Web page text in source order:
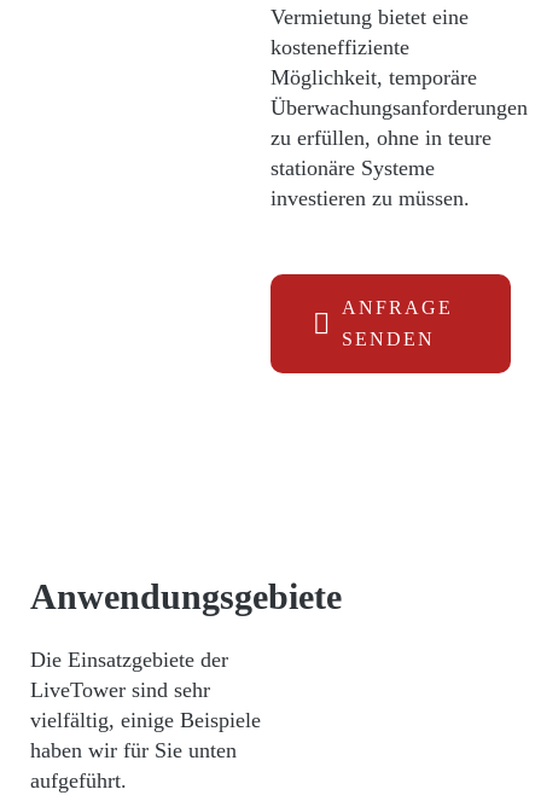
Vermietung bietet eine
kosteneffiziente
Möglichkeit, temporäre
Überwachungsanforderungen
zu erfüllen, ohne in teure
stationäre Systeme
investieren zu müssen.
ANFRAGE
SENDEN
Anwendungsgebiete
Die Einsatzgebiete der
LiveTower sind sehr
vielfältig, einige Beispiele
haben wir für Sie unten
aufgeführt.